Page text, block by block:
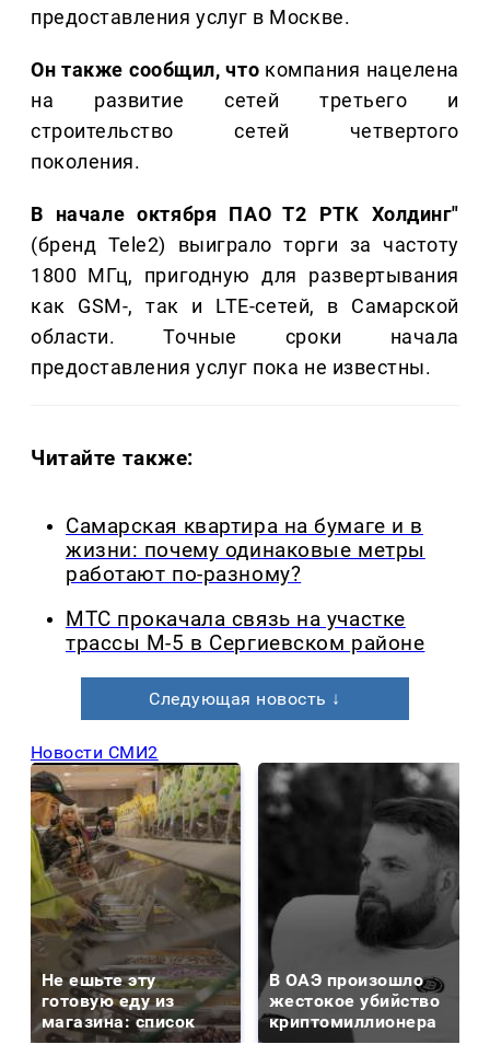
предоставления услуг в Москве.
Он также сообщил, что компания нацелена
на развитие сетей третьего и
строительство сетей четвертого
поколения.
В начале октября ПАО Т2 РТК Холдинг"
(бренд Tele2) выиграло торги за частоту
1800 МГц, пригодную для развертывания
как GSM-, так и LTE-сетей, в Самарской
области. Точные сроки начала
предоставления услуг пока не известны.
Читайте также:
Самарская квартира на бумаге и в
жизни: почему одинаковые метры
работают по-разному?
МТС прокачала связь на участке
трассы М-5 в Сергиевском районе
Следующая новость ↓
Новости СМИ2
Не ешьте эту
готовую еду из
магазина: список
В ОАЭ произошло
жестокое убийство
криптомиллионера